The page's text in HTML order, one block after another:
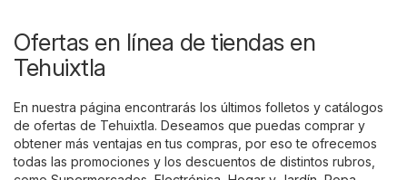
Ofertas en línea de tiendas en
Tehuixtla
En nuestra página encontrarás los últimos folletos y catálogos
de ofertas de Tehuixtla. Deseamos que puedas comprar y
obtener más ventajas en tus compras, por eso te ofrecemos
todas las promociones y los descuentos de distintos rubros,